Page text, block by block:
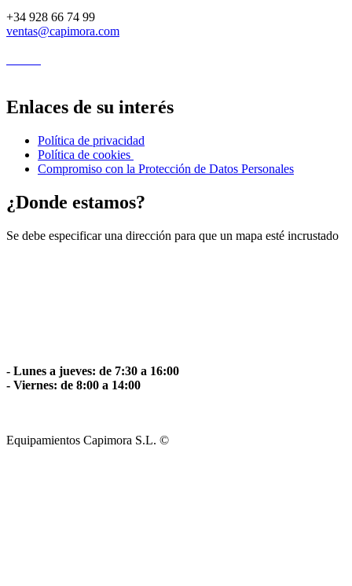
+34 928 66 74 99
ventas@capimora.com
Enlaces de su interés
Política de privacidad
Política de cookies
Compromiso con la Protección de Datos Personales
¿Donde estamos?
Se debe especificar una dirección para que un mapa esté incrustado
- Lunes a jueves: de 7:30 a 16:00
- Viernes: de 8:00 a 14:00
Equipamientos Capimora S.L. ©